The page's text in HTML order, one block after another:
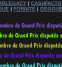
|
| FORNITE |